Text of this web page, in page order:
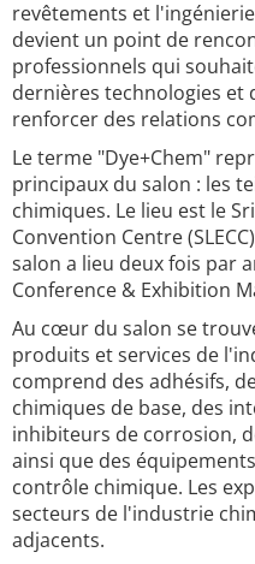
revêtements et
devient un point de
professionnels qui
dernières technologies et
renforcer des relations
Le terme "Dye+Chem"
principaux du salon : les
chimiques. Le lieu est le
Convention Centre
salon a lieu deux fois par
Conference & Exhibition
Au cœur du salon se
produits et services de
comprend des adhésifs,
chimiques de base, des
inhibiteurs de corrosion,
ainsi que des
contrôle chimique. Les
secteurs de l'industrie
adjacents.